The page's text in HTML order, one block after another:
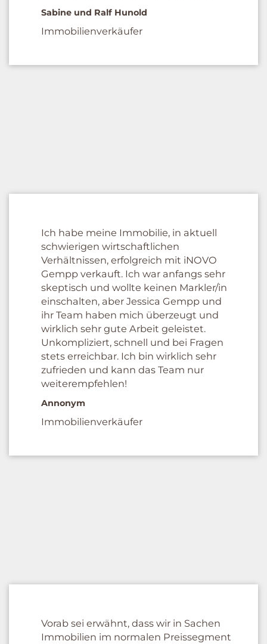
Sabine und Ralf Hunold
Immobilienverkäufer
Ich habe meine Immobilie, in aktuell
schwierigen wirtschaftlichen
Verhältnissen, erfolgreich mit iNOVO
Gempp verkauft. Ich war anfangs sehr
skeptisch und wollte keinen Markler/in
einschalten, aber Jessica Gempp und
ihr Team haben mich überzeugt und
wirklich sehr gute Arbeit geleistet.
Unkompliziert, schnell und bei Fragen
stets erreichbar. Ich bin wirklich sehr
zufrieden und kann das Team nur
weiterempfehlen!
Annonym
Immobilienverkäufer
Vorab sei erwähnt, dass wir in Sachen
Immobilien im normalen Preissegment